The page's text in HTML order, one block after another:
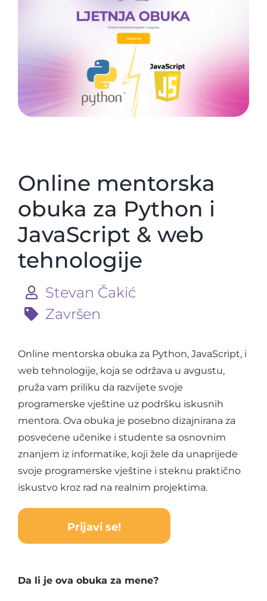
Online mentorska
obuka za Python i
JavaScript & web
tehnologije
Stevan Čakić
Završen
Online mentorska obuka za Python, JavaScript, i
web tehnologije, koja se održava u avgustu,
pruža vam priliku da razvijete svoje
programerske vještine uz podršku iskusnih
mentora. Ova obuka je posebno dizajnirana za
posvećene učenike i studente sa osnovnim
znanjem iz informatike, koji žele da unaprijede
svoje programerske vještine i steknu praktično
iskustvo kroz rad na realnim projektima.
Prijavi se!
Da li je ova obuka za mene?